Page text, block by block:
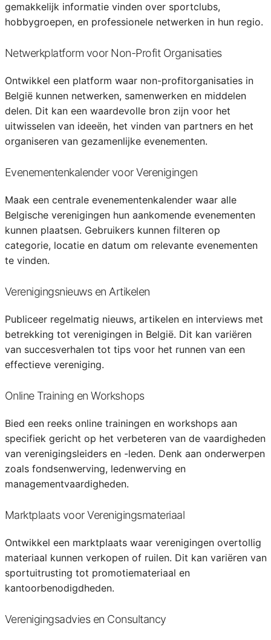
gemakkelijk informatie vinden over sportclubs,
hobbygroepen, en professionele netwerken in hun regio.
Netwerkplatform voor Non-Profit Organisaties
Ontwikkel een platform waar non-profitorganisaties in
België kunnen netwerken, samenwerken en middelen
delen. Dit kan een waardevolle bron zijn voor het
uitwisselen van ideeën, het vinden van partners en het
organiseren van gezamenlijke evenementen.
Evenementenkalender voor Verenigingen
Maak een centrale evenementenkalender waar alle
Belgische verenigingen hun aankomende evenementen
kunnen plaatsen. Gebruikers kunnen filteren op
categorie, locatie en datum om relevante evenementen
te vinden.
Verenigingsnieuws en Artikelen
Publiceer regelmatig nieuws, artikelen en interviews met
betrekking tot verenigingen in België. Dit kan variëren
van succesverhalen tot tips voor het runnen van een
effectieve vereniging.
Online Training en Workshops
Bied een reeks online trainingen en workshops aan
specifiek gericht op het verbeteren van de vaardigheden
van verenigingsleiders en -leden. Denk aan onderwerpen
zoals fondsenwerving, ledenwerving en
managementvaardigheden.
Marktplaats voor Verenigingsmateriaal
Ontwikkel een marktplaats waar verenigingen overtollig
materiaal kunnen verkopen of ruilen. Dit kan variëren van
sportuitrusting tot promotiemateriaal en
kantoorbenodigdheden.
Verenigingsadvies en Consultancy